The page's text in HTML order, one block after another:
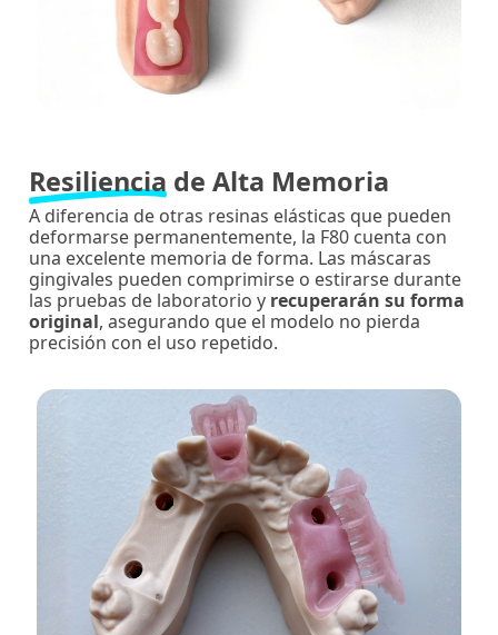
Resiliencia de Alta Memoria
A diferencia de otras resinas elásticas que pueden
deformarse permanentemente, la F80 cuenta con
una excelente memoria de forma. Las máscaras
gingivales pueden comprimirse o estirarse durante
las pruebas de laboratorio y recuperarán su forma
original, asegurando que el modelo no pierda
precisión con el uso repetido.